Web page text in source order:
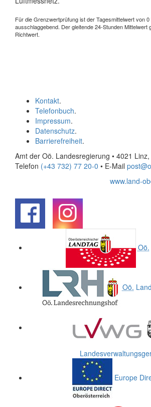
Für die Grenzwertprüfung ist der Tagesmittelwert von
ausschlaggebend. Der gleitende 24-Stunden Mittelwert
Richtwert.
Kontakt.
Telefonbuch.
Impressum.
Datenschutz.
Barrierefreiheit.
Amt der Oö. Landesregierung • 4021
Telefon (+43 732) 77 20-0 • E-Mail
www.land-
Oö.
Oö.
Europe